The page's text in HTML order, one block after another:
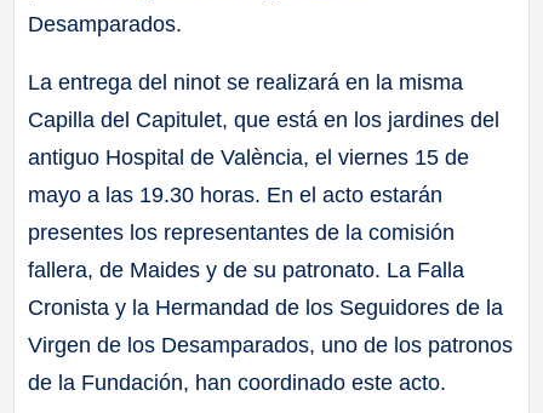
Desamparados.
La entrega del ninot se realizará en la misma
Capilla del Capitulet, que está en los jardines del
antiguo Hospital de València, el viernes 15 de
mayo a las 19.30 horas. En el acto estarán
presentes los representantes de la comisión
fallera, de Maides y de su patronato. La Falla
Cronista y la Hermandad de los Seguidores de la
Virgen de los Desamparados, uno de los patronos
de la Fundación, han coordinado este acto.